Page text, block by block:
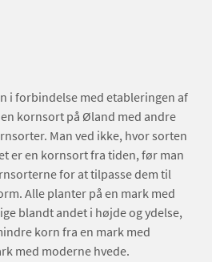
i forbindelse med etableringen af
kornsort på Øland med andre
Man ved ikke, hvor sorten
er en kornsort fra tiden, før man
for at tilpasse dem til
Alle planter på en mark med
blandt andet i højde og ydelse,
korn fra en mark med
med moderne hvede.